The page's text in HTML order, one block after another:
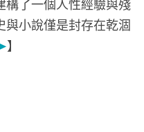
小說僅是封存在乾涸
】